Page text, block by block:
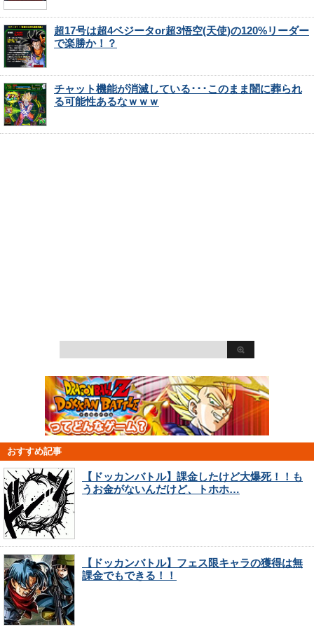
超17号は超4ベジータor超3悟空(天使)の120%リーダー
で楽勝か！？
チャット機能が消滅している･･･このまま闇に葬られ
る可能性あるなｗｗｗ
おすすめ記事
【ドッカンバトル】課金したけど大爆死！！も
うお金がないんだけど、トホホ…
【ドッカンバトル】フェス限キャラの獲得は無
課金でもできる！！